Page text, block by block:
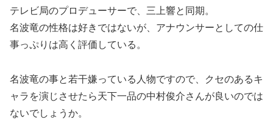
テレビ局のプロデューサーで、三上響と同期。
名波竜の性格は好きではないが、アナウンサーとしての仕
事っぷりは高く評価している。
名波竜の事と若干嫌っている人物ですので、クセのあるキ
ャラを演じさせたら天下一品の中村俊介さんが良いのでは
ないでしょうか。